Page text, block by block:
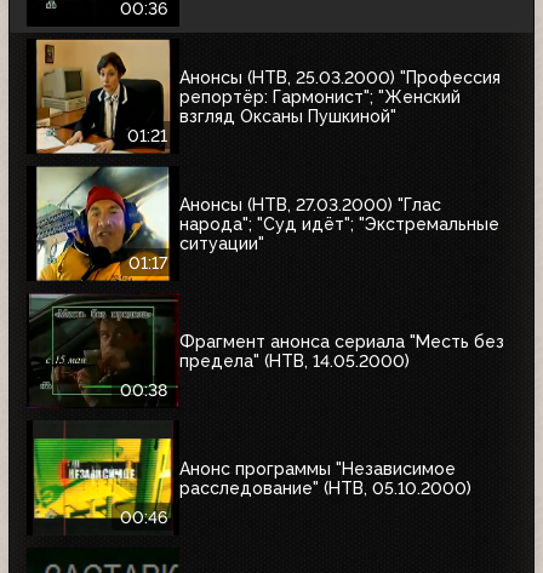
00:36
01:21
Анонсы (НТВ, 25.03.2000) "Профессия
репортёр: Гармонист"; "Женский
взгляд Оксаны Пушкиной"
01:17
Анонсы (НТВ, 27.03.2000) "Глас
народа"; "Суд идёт"; "Экстремальные
ситуации"
00:38
Фрагмент анонса сериала "Месть без
предела" (НТВ, 14.05.2000)
00:46
Анонс программы "Независимое
расследование" (НТВ, 05.10.2000)